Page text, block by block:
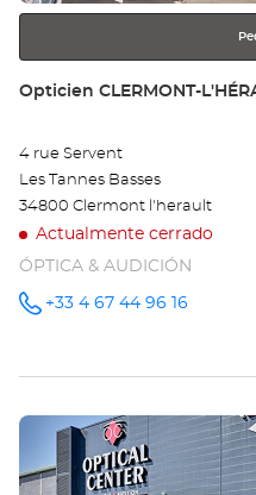
Tienda:
Opticien CLERMONT-
4 rue Servent
Les Tannes Basses
34800 Clermont l'herault
Actualmente cerrado
ÓPTICA & AUDICIÓN
número
+33 4 67 44 96 16
Pulse
ENTER
para